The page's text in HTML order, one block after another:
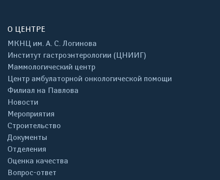
О ЦЕНТРЕ
МКНЦ им. А. С. Логинова
Институт гастроэнтерологии (ЦНИИГ)
Маммологический центр
Центр амбулаторной онкологической помощи
Филиал на Павлова
Новости
Мероприятия
Строительство
Документы
Отделения
Оценка качества
Вопрос-ответ